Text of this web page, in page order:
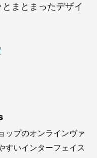
まとまったデザイ
ップのオンラインヴァ
すいインターフェイス